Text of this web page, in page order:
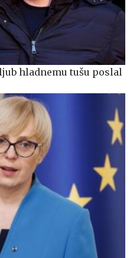
hladnemu tušu poslal